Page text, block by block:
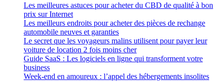
Les meilleures astuces pour acheter du CBD de qualité à bon
prix sur Internet
Les meilleurs endroits pour acheter des pièces de rechange
automobile neuves et garanties
Le secret que les voyageurs malins utilisent pour payer leur
voiture de location 2 fois moins cher
Guide SaaS : Les logiciels en ligne qui transforment votre
business
Week-end en amoureux : l’appel des hébergements insolites